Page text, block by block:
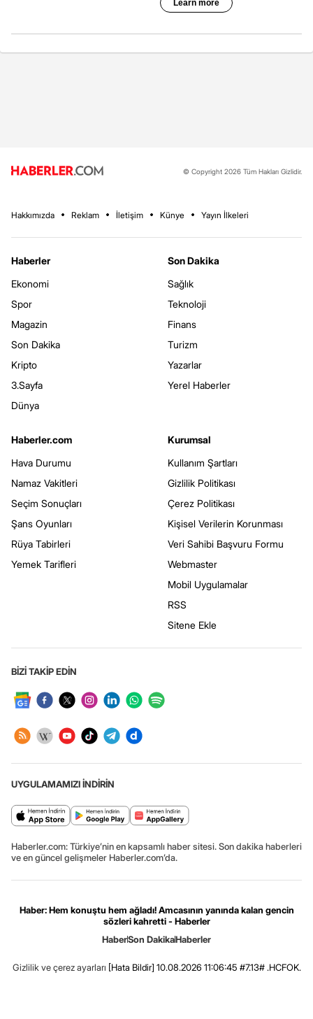
© Copyright 2026 Tüm Hakları Gizlidir.
Hakkımızda Reklam İletişim Künye Yayın İlkeleri
Haberler
Ekonomi
Spor
Magazin
Son Dakika
Kripto
3.Sayfa
Dünya
Son Dakika
Sağlık
Teknoloji
Finans
Turizm
Yazarlar
Yerel Haberler
Haberler.com
Hava Durumu
Namaz Vakitleri
Seçim Sonuçları
Şans Oyunları
Rüya Tabirleri
Yemek Tarifleri
Kurumsal
Kullanım Şartları
Gizlilik Politikası
Çerez Politikası
Kişisel Verilerin Korunması
Veri Sahibi Başvuru Formu
Webmaster
Mobil Uygulamalar
RSS
Sitene Ekle
BİZİ TAKİP EDİN
UYGULAMAMIZI İNDİRİN
Haberler.com: Türkiye’nin en kapsamlı haber sitesi. Son dakika haberleri
ve en güncel gelişmeler Haberler.com’da.
Haber: Hem konuştu hem ağladı! Amcasının yanında kalan gencin
sözleri kahretti - Haberler
HaberSon DakikaHaberler
Gizlilik ve çerez ayarları [Hata Bildir] 10.08.2026 11:06:45 #7.13# .HCFOK.